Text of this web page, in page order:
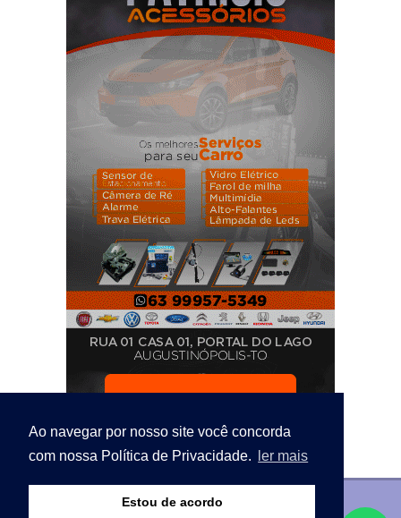
Ao navegar por nosso site você concorda
com nossa Política de Privacidade.
ler mais
Estou de acordo